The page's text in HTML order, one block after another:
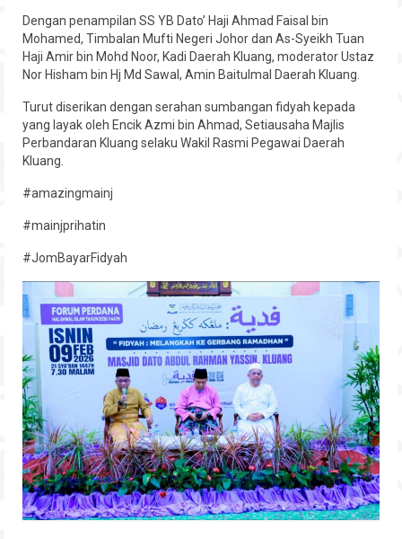
Hubungi
Dengan penampilan SS YB Dato’ Haji Ahmad Faisal bin
Mohamed, Timbalan Mufti Negeri Johor dan As-Syeikh Tuan
Haji Amir bin Mohd Noor, Kadi Daerah Kluang, moderator Ustaz
Nor Hisham bin Hj Md Sawal, Amin Baitulmal Daerah Kluang.
Turut diserikan dengan serahan sumbangan fidyah kepada
yang layak oleh Encik Azmi bin Ahmad, Setiausaha Majlis
Perbandaran Kluang selaku Wakil Rasmi Pegawai Daerah
Kluang.
#amazingmainj
#mainjprihatin
#JomBayarFidyah